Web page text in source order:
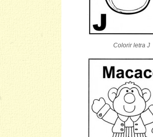
Colorir letra J